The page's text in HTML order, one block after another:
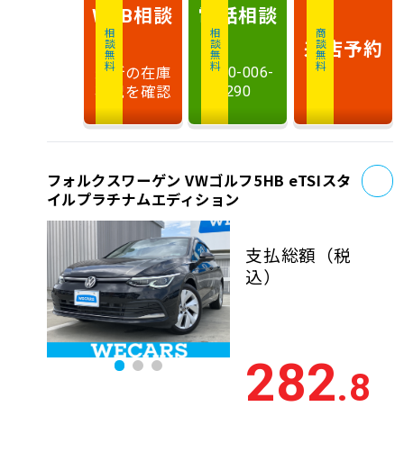
相談無料
WEB相談
最新の在庫
状況を確認
相談無料
電話相談
0120-006-
290
商談無料
来店予約
フォルクスワーゲン VWゴルフ5HB eTSIスタ
イルプラチナムエディション
支払総額 （税
込）
282.8